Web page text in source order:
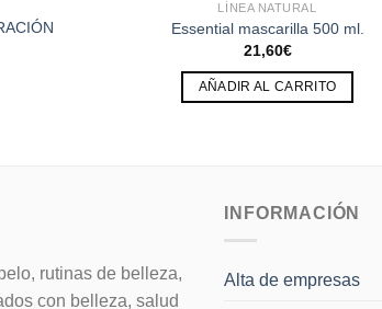
LÍNEA NATURAL
Essential mascarilla 500 ml.
21,60€
AÑADIR AL CARRITO
rutinas de belleza,
con belleza, salud
INFORMACIÓN
Alta de empresas